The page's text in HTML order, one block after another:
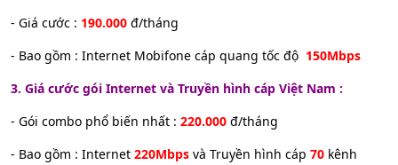
- Giá cước : 190.000 đ/tháng
- Bao gồm : Internet Mobifone cáp quang tốc độ 150Mbps
3. Giá cước gói Internet và Truyền hình cáp Việt Nam :
- Gói combo phổ biến nhất : 220.000 đ/tháng
- Bao gồm : Internet 220Mbps và Truyền hình cáp 70 kênh